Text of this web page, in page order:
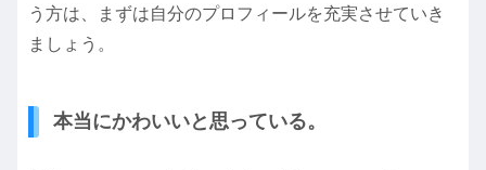
う方は、まずは自分のプロフィールを充実させていき
ましょう。
本当にかわいいと思っている。